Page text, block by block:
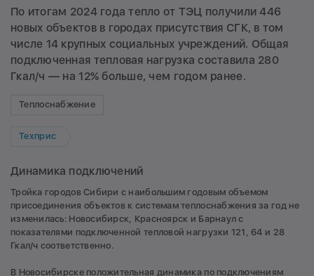
По итогам 2024 года тепло от ТЭЦ получили 446
новых объектов в городах присутствия СГК, в том
числе 14 крупных социальных учреждений. Общая
подключенная тепловая нагрузка составила 280
Гкал/ч — на 12% больше, чем годом ранее.
Теплоснабжение
Техприс
Динамика подключений
Тройка городов Сибири с наибольшим годовым объемом
присоединения объектов к системам теплоснабжения за год не
изменилась: Новосибирск, Красноярск и Барнаул с
показателями подключенной тепловой нагрузки 121, 64 и 28
Гкал/ч соответственно.
В Новосибирске положительная динамика по подключениям